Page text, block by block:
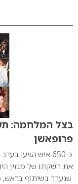
בצל המלחמה:
פרופאשן
כ-650 איש הגיעו
את השקתו של מגזין
שנערך בשיתוף בראש,